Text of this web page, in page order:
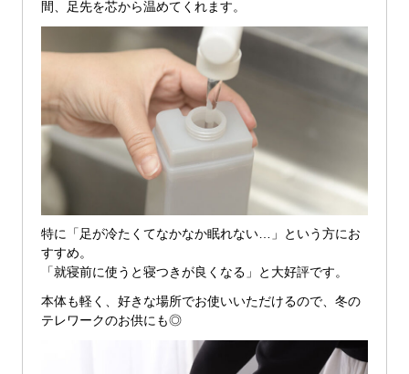
間、足先を芯から温めてくれます。
特に「足が冷たくてなかなか眠れない…」という方にお
すすめ。
「就寝前に使うと寝つきが良くなる」と大好評です。
本体も軽く、好きな場所でお使いいただけるので、冬の
テレワークのお供にも◎